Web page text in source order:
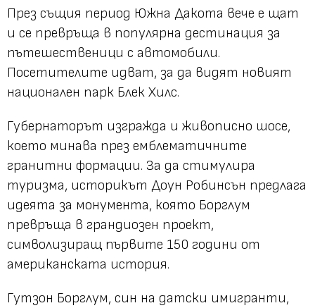
През същия период Южна Дакота вече е щат
и се превръща в популярна дестинация за
пътешественици с автомобили.
Посетителите идват, за да видят новият
национален парк Блек Хилс.
Губернаторът изгражда и живописно шосе,
което минава през емблематичните
гранитни формации. За да стимулира
туризма, историкът Доун Робинсън предлага
идеята за монумента, която Борглум
превръща в грандиозен проект,
символизиращ първите 150 години от
американската история.
Гутзон Борглум, син на датски имигранти,